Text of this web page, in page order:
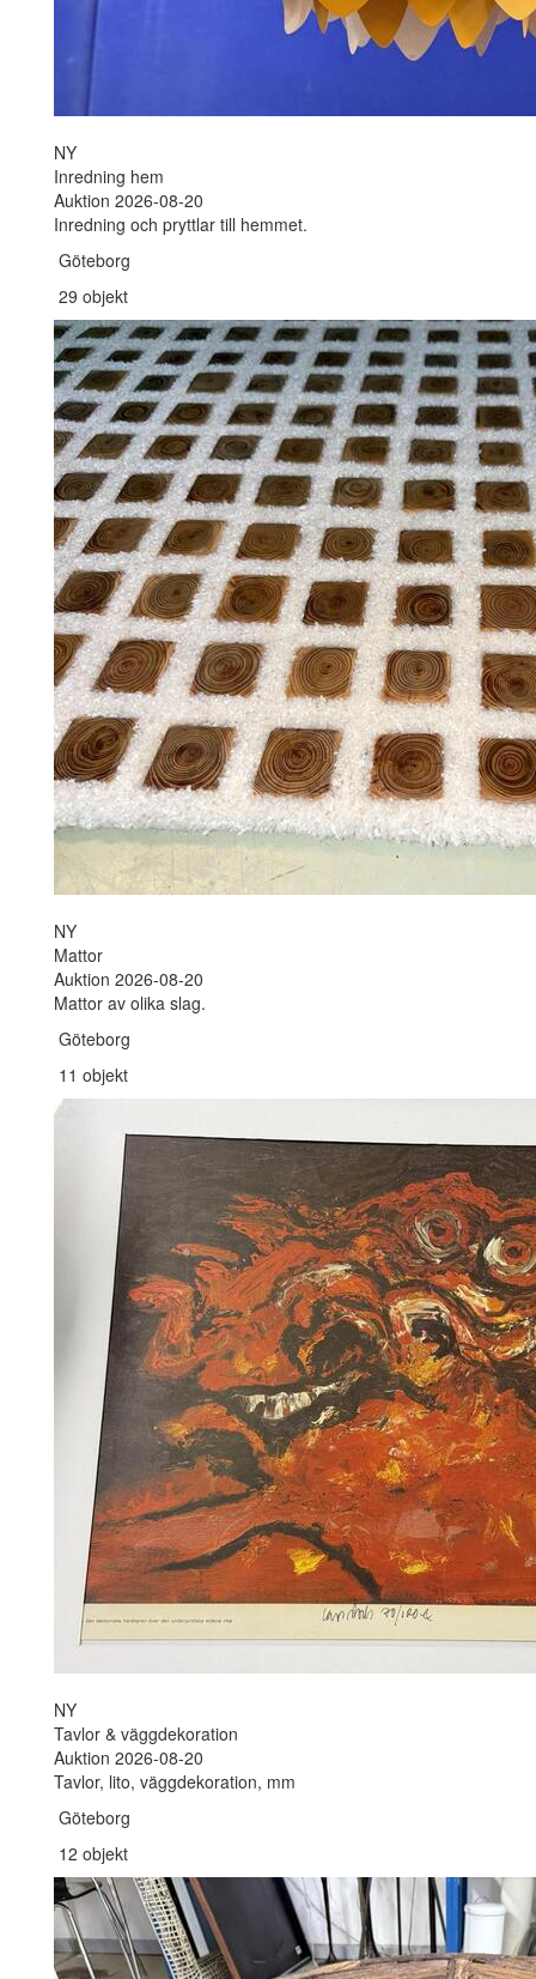
NY
Inredning hem
Auktion 2026-08-20
Inredning och pryttlar till hemmet.
Göteborg
29 objekt
NY
Mattor
Auktion 2026-08-20
Mattor av olika slag.
Göteborg
11 objekt
NY
Tavlor & väggdekoration
Auktion 2026-08-20
Tavlor, lito, väggdekoration, mm
Göteborg
12 objekt